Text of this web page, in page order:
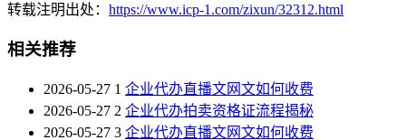
转载注明出处： https://www.icp-1.com/zixun/32312.html
相关推荐
2026-05-27 1 企业代办直播文网文如何收费
2026-05-27 2 企业代办拍卖资格证流程揭秘
2026-05-27 3 企业代办直播文网文如何收费